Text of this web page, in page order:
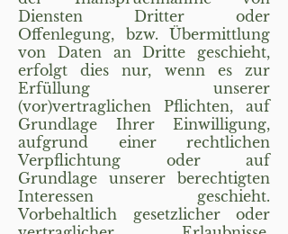
Diensten Dritter oder
Offenlegung, bzw. Übermittlung
von Daten an Dritte geschieht,
erfolgt dies nur, wenn es zur
Erfüllung unserer
(vor)vertraglichen Pflichten, auf
Grundlage Ihrer Einwilligung,
aufgrund einer rechtlichen
Verpflichtung oder auf
Grundlage unserer berechtigten
Interessen geschieht.
Vorbehaltlich gesetzlicher oder